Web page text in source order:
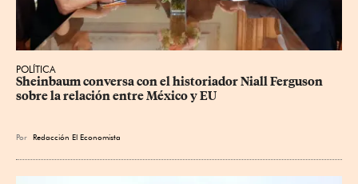
POLÍTICA
Sheinbaum conversa con el historiador Niall Ferguson
sobre la relación entre México y EU
Por Redacción El Economista